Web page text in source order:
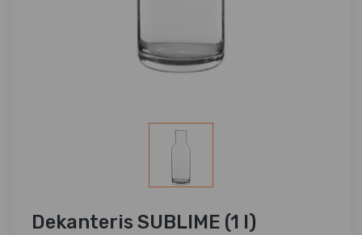
Dekanteris SUBLIME (1 l)